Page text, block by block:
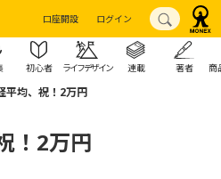
口座開設 ログイン
初心者 ライフデザイン 連載 著者 商
平均、祝！2万円
！2万円